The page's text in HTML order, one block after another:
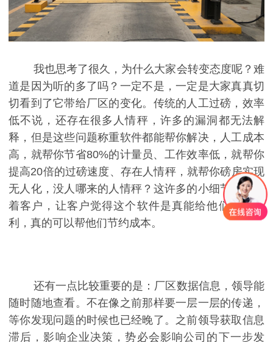
我也思考了很久，为什么大家会转变态度呢？难
道是因为听的多了吗？一定不是，一定是大家真真切
切看到了它带给厂区的变化。传统的人工过磅，效率
低不说，还存在很多人情秤，许多的漏洞都无法解
释，但是这些问题称重软件都能帮你解决，人工成本
高，就帮你节省80%的计量员、工作效率低，就帮你
提高20倍的过磅速度、存在人情秤，就帮你磅房实现
无人化，没人哪来的人情秤？这许多的小细节都打动
着客户，让客户觉得这个软件是真能给他们带去便
利，真的可以帮他们节约成本。
还有一点比较重要的是：厂区数据信息，领导能
随时随地查看。不在像之前那样要一层一层的传递，
等你发现问题的时候也已经晚了。之前领导获取信息
滞后，影响企业决策，势必会影响公司的下一步发